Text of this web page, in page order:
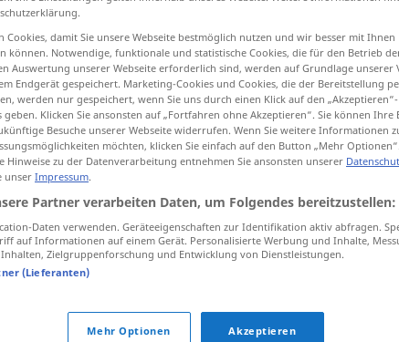
Deutung
Auslegung,Perspektive
Cookies, damit Sie unsere Webseite bestmöglich nutzen und wir besser mit Ihnen
können. Notwendige, funktionale und statistische Cookies, die für den Betrieb
Auswertung unserer Webseite erforderlich sind, werden auf Grundlage unserer
Endgerät gespeichert. Marketing-Cookies und Cookies, die der Bereitstellung
werden nur gespeichert, wenn Sie uns durch einen Klick auf den
geben. Klicken Sie ansonsten auf „Fortfahren ohne Akzeptieren“. Sie können
Besuche unserer Webseite widerrufen. Wenn Sie weitere Informationen
möchten, klicken Sie einfach auf den Button „Mehr
Hinweise zu der Datenverarbeitung entnehmen Sie ansonsten unserer
unser Impressum.
Partner verarbeiten Daten, um Folgendes bereitzustellen:
Daten verwenden. Geräteeigenschaften zur Identifikation aktiv abfragen.
auf Informationen auf einem Gerät. Personalisierte Werbung und Inhalte,
Zielgruppenforschung und Entwicklung von Dienstleistungen.
(Lieferanten)
Mehr Optionen Akzeptieren